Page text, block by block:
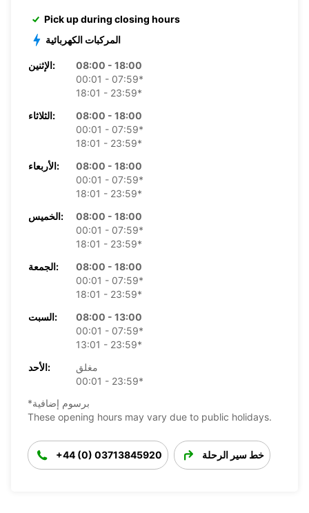
Pick up during closing hours
المركبات الكهربائية
الإثنين:
08:00 - 18:00
00:01 - 07:59*
18:01 - 23:59*
الثلاثاء:
08:00 - 18:00
00:01 - 07:59*
18:01 - 23:59*
الأربعاء:
08:00 - 18:00
00:01 - 07:59*
18:01 - 23:59*
الخميس:
08:00 - 18:00
00:01 - 07:59*
18:01 - 23:59*
الجمعة:
08:00 - 18:00
00:01 - 07:59*
18:01 - 23:59*
السبت:
08:00 - 13:00
00:01 - 07:59*
13:01 - 23:59*
الأحد:
مغلق
00:01 - 23:59*
*برسوم إضافية
These opening hours may vary due to public holidays.
+44 (0) 03713845920 خط سير الرحلة